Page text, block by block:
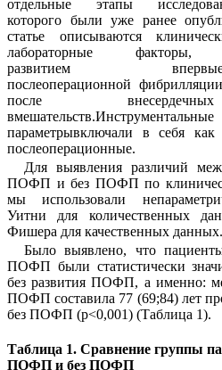
отдельные этапы
которого былиуже ранее
статье описываются
лабораторные факторы
развитием
послеоперационной
после
вмешательств
параметрывключали в себя
послеоперационные.
Для выявления различий
ПОФП и без ПОФП по
мы использовали
Уитни для количественных
Фишера для качественных данных.
Было выявлено, что
ПОФП были статистически
без развития ПОФП, а именно:
ПОФП составила 77 (69;84) лет
без ПОФП (p<0,001) (Таблица 1).
Таблица 1. Сравнение группы
ПОФП и без ПОФП